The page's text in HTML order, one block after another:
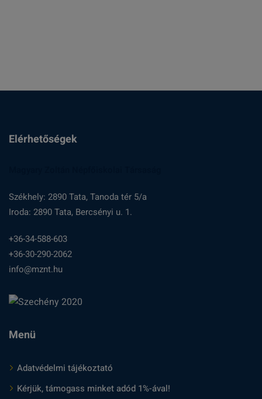
Elérhetőségek
Székhely: 2890 Tata, Tanoda tér 5/a
Iroda: 2890 Tata, Bercsényi u. 1.
+36-34-588-603
+36-30-290-2062
info@mznt.hu
Menü
Adatvédelmi tájékoztató
Kérjük, támogass minket adód 1%-ával!